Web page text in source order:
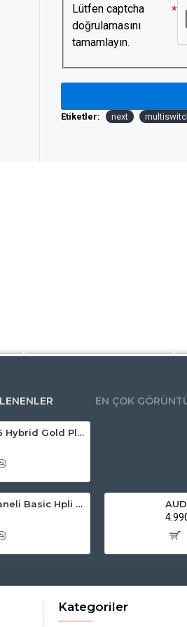
Lütfen captcha
doğrulamasını
tamamlayın.
Etiketler:
next
EN ÇOK
Next YE-10/16 Hybrid Gold Plus Multiswitch Uydu Santrali – 10 Giriş 16 Çıkış
AUDIO Zil Paneli Basic Hpli Çift Buton 14'lü Sesli Apartman Diafon Kapı Paneli
Kategoriler